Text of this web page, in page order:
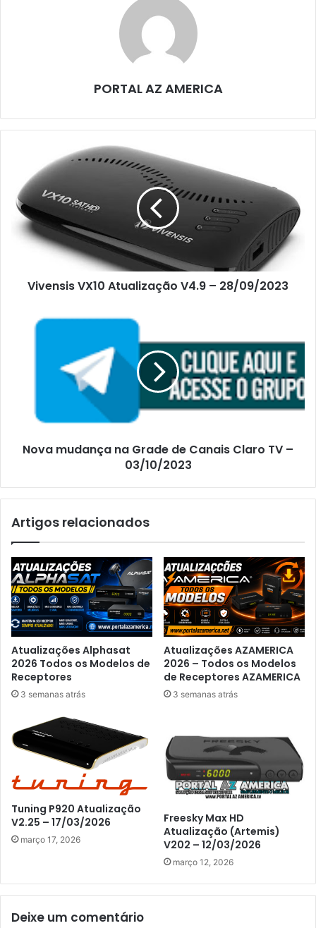
PORTAL AZ AMERICA
Vivensis VX10 Atualização V4.9 – 28/09/2023
Nova mudança na Grade de Canais Claro TV –
03/10/2023
Artigos relacionados
Atualizações Alphasat
2026 Todos os Modelos de
Receptores
3 semanas atrás
Atualizações AZAMERICA
2026 – Todos os Modelos
de Receptores AZAMERICA
3 semanas atrás
Tuning P920 Atualização
V2.25 – 17/03/2026
março 17, 2026
Freesky Max HD
Atualização (Artemis)
V202 – 12/03/2026
março 12, 2026
Deixe um comentário